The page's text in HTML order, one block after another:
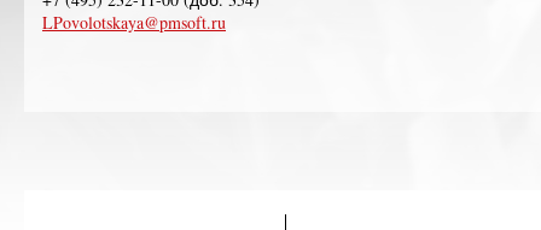
LPovolotskaya@pmsoft.ru